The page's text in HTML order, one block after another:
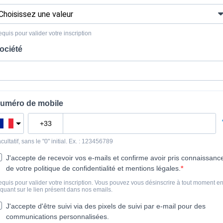
pour valider votre inscription
de mobile
sans le "0" initial. Ex. : 123456789
J'accepte de recevoir vos e-mails et confirme avoir pris
de votre politique de confidentialité et mentions légales.
pour valider votre inscription. Vous pouvez vous désinscrire à tout moment en
sur le lien présent dans nos emails.
J'accepte d'être suivi via des pixels de suivi par e-mail pour des
communications personnalisées.